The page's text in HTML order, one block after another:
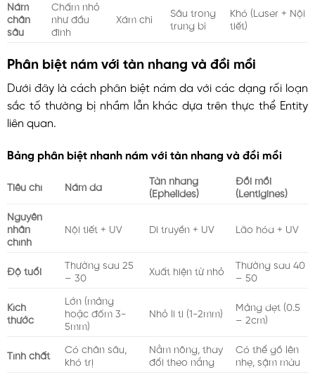
Nám
chân
sâu
Chấm nhỏ
như đầu
đinh
Xám chì
Sâu trong
trung bì
Khó (Laser + Nội
tiết)
Phân biệt nám với tàn nhang và đồi mồi
Dưới đây là cách phân biệt nám da với các dạng rối loạn
sắc tố thường bị nhầm lẫn khác dựa trên thực thể Entity
liên quan.
Bảng phân biệt nhanh nám với tàn nhang và đồi mồi
Tiêu chí Nám da
Tàn nhang
(Ephelides)
Đồi mồi
(Lentigines)
Nguyên
nhân
chính
Nội tiết + UV Di truyền + UV Lão hóa + UV
Độ tuổi
Thường sau 25
– 30
Xuất hiện từ nhỏ
Thường sau 40
– 50
Kích
thước
Lớn (mảng
hoặc đốm 3-
5mm)
Nhỏ li ti (1-2mm)
Mảng dẹt (0.5
– 2cm)
Tính chất
Có chân sâu,
khó trị
Nằm nông, thay
đổi theo nắng
Có thể gồ lên
nhẹ, sậm màu